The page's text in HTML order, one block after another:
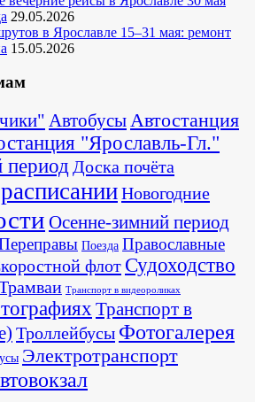
29.05.2026
в Ярославле 15–31 мая: ремонт
15.05.2026
АвтобусыАвтостанция
"Ярославль-Гл."
период Доска почёта
Новогодние
Осенне-зимний период
Поезда Православные
флот Судоходство
Транспорт в видеороликах
Транспорт в
Троллейбусы Фотогалерея
Электротранспорт